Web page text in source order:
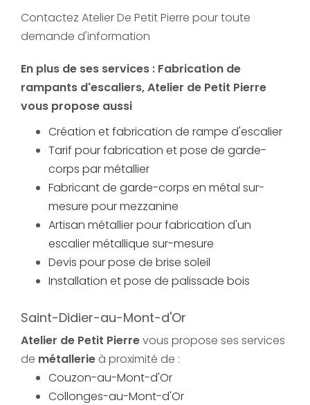
Contactez Atelier De Petit Pierre pour toute
demande d'information
En plus de ses services : Fabrication de
rampants d'escaliers, Atelier de Petit Pierre
vous propose aussi
Création et fabrication de rampe d'escalier
Tarif pour fabrication et pose de garde-
corps par métallier
Fabricant de garde-corps en métal sur-
mesure pour mezzanine
Artisan métallier pour fabrication d'un
escalier métallique sur-mesure
Devis pour pose de brise soleil
Installation et pose de palissade bois
Saint-Didier-au-Mont-d'Or
Atelier de Petit Pierrevous propose ses services
de métallerie à proximité de :
Couzon-au-Mont-d'Or
Collonges-au-Mont-d'Or